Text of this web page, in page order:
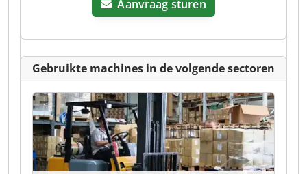
Aanvraag sturen
Gebruikte machines in de volgende sectoren